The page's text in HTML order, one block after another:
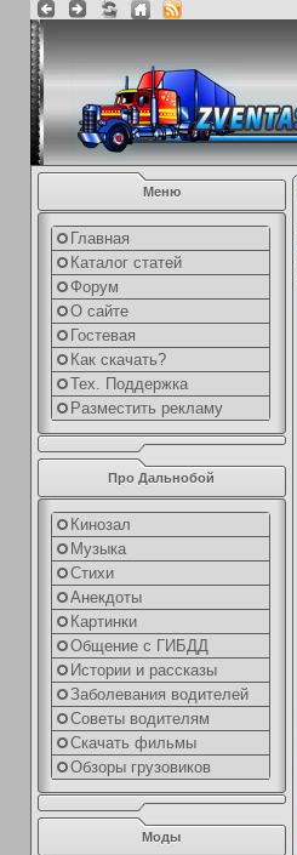
Меню
Главная
Каталог статей
Форум
О сайте
Гостевая
Как скачать?
Тех. Поддержка
Разместить рекламу
Про Дальнобой
Кинозал
Музыка
Стихи
Анекдоты
Картинки
Общение с ГИБДД
Истории и рассказы
Заболевания водителей
Советы водителям
Скачать фильмы
Обзоры грузовиков
Моды